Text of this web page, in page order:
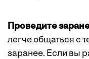
Проведите
легче общаться с
заранее. Если вы